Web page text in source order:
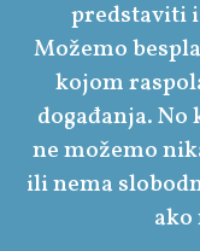
predstaviti
Možemo
kojom
događanja.
ne možemo
ili nema
ako